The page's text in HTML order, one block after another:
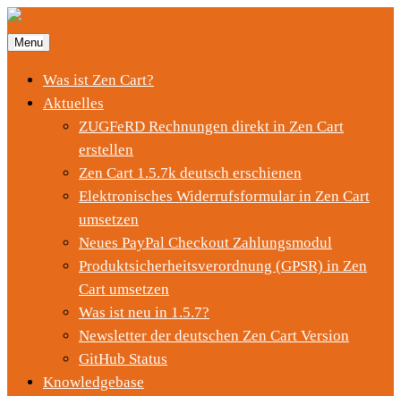
Menu
Was ist Zen Cart?
Aktuelles
ZUGFeRD Rechnungen direkt in Zen Cart
erstellen
Zen Cart 1.5.7k deutsch erschienen
Elektronisches Widerrufsformular in Zen Cart
umsetzen
Neues PayPal Checkout Zahlungsmodul
Produktsicherheitsverordnung (GPSR) in Zen
Cart umsetzen
Was ist neu in 1.5.7?
Newsletter der deutschen Zen Cart Version
GitHub Status
Knowledgebase